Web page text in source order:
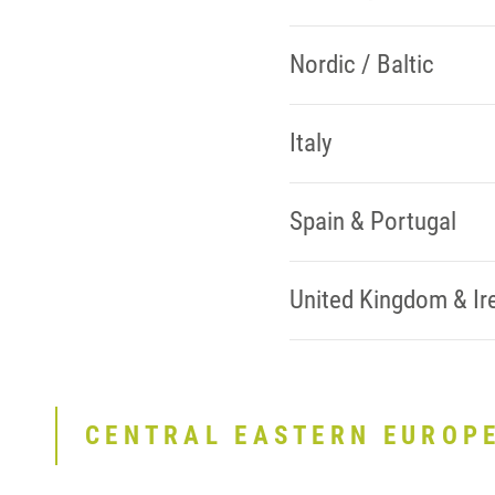
Nordic / Baltic
Italy
Spain & Portugal
United Kingdom &
CENTRAL EASTERN EUROPE